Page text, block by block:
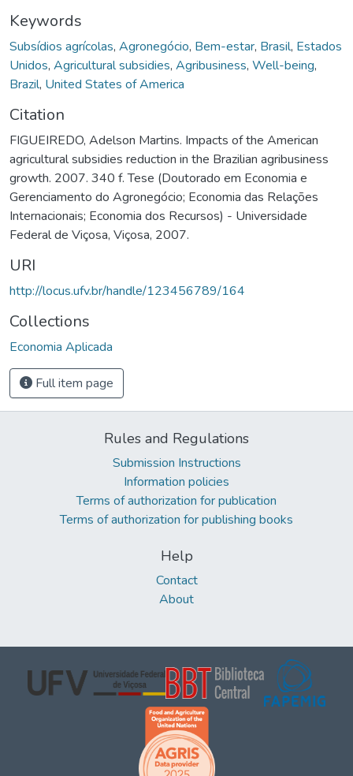
Keywords
Subsídios agrícolas, Agronegócio, Bem-estar, Brasil, Estados
Unidos, Agricultural subsidies, Agribusiness, Well-being,
Brazil, United States of America
Citation
FIGUEIREDO, Adelson Martins. Impacts of the American
agricultural subsidies reduction in the Brazilian agribusiness
growth. 2007. 340 f. Tese (Doutorado em Economia e
Gerenciamento do Agronegócio; Economia das Relações
Internacionais; Economia dos Recursos) - Universidade
Federal de Viçosa, Viçosa, 2007.
URI
http://locus.ufv.br/handle/123456789/164
Collections
Economia Aplicada
Full item page
Rules and Regulations
Submission Instructions
Information policies
Terms of authorization for publication
Terms of authorization for publishing books
Help
Contact
About